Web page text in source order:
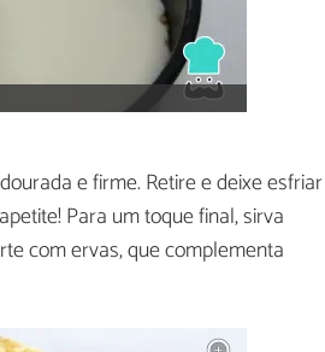
e firme. Retire e deixe esfriar
Para um toque final, sirva
com ervas, que complementa